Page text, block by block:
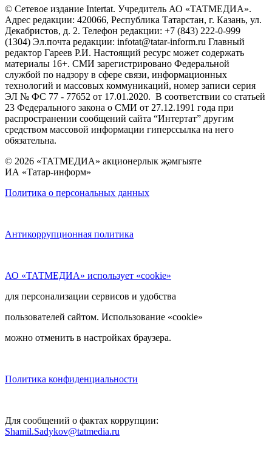
© Сетевое издание Intertat. Учредитель АО «ТАТМЕДИА».
Адрес редакции: 420066, Республика Татарстан, г. Казань, ул.
Декабристов, д. 2. Телефон редакции: +7 (843) 222-0-999
(1304) Эл.почта редакции: infotat@tatar-inform.ru Главный
редактор Гареев Р.И. Настоящий ресурс может содержать
материалы 16+. СМИ зарегистрировано Федеральной
службой по надзору в сфере связи, информационных
технологий и массовых коммуникаций, номер записи серия
ЭЛ № ФС 77 - 77652 от 17.01.2020. В соответствии со статьей
23 Федерального закона о СМИ от 27.12.1991 года при
распространении сообщений сайта “Интертат” другим
средством массовой информации гиперссылка на него
обязательна.
© 2026 «ТАТМЕДИА» акционерлык җәмгыяте
ИА «Татар-информ»
Политика о персональных данных
Антикоррупционная политика
АО «ТАТМЕДИА» использует «cookie»
для персонализации сервисов и удобства
пользователей сайтом. Использование «cookie»
можно отменить в настройках браузера.
Политика конфиденциальности
Для сообщений о фактах коррупции:
Shamil.Sadykov@tatmedia.ru